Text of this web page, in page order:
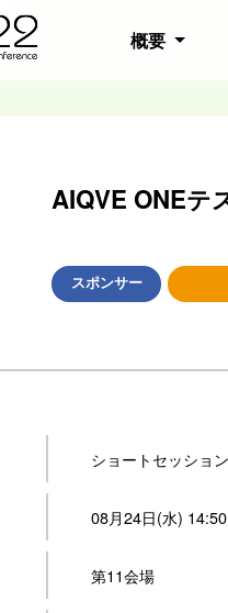
概要
AIQVE ONEテ
スポンサー
ショートセッション
08月24日(水)
第11会場